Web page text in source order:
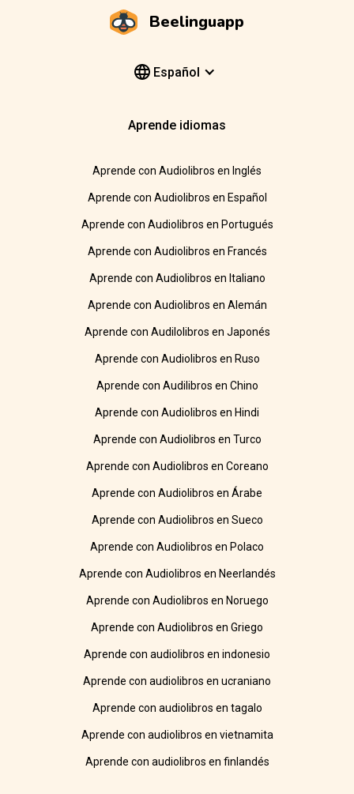
Beelinguapp
Español
Aprende idiomas
Aprende con Audiolibros en Inglés
Aprende con Audiolibros en Español
Aprende con Audiolibros en Portugués
Aprende con Audiolibros en Francés
Aprende con Audiolibros en Italiano
Aprende con Audiolibros en Alemán
Aprende con Audilolibros en Japonés
Aprende con Audiolibros en Ruso
Aprende con Audilibros en Chino
Aprende con Audiolibros en Hindi
Aprende con Audiolibros en Turco
Aprende con Audiolibros en Coreano
Aprende con Audiolibros en Árabe
Aprende con Audiolibros en Sueco
Aprende con Audiolibros en Polaco
Aprende con Audiolibros en Neerlandés
Aprende con Audiolibros en Noruego
Aprende con Audiolibros en Griego
Aprende con audiolibros en indonesio
Aprende con audiolibros en ucraniano
Aprende con audiolibros en tagalo
Aprende con audiolibros en vietnamita
Aprende con audiolibros en finlandés